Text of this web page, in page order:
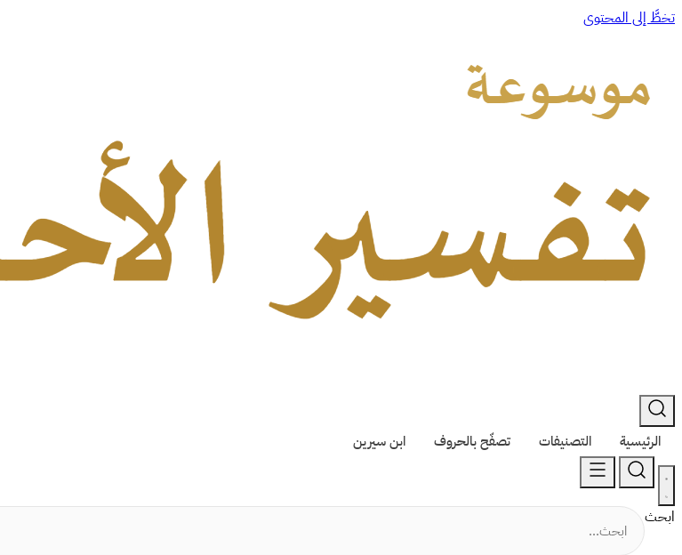
تخطَّ إلى المحتوى
الرئيسية التصنيفات تصفّح بالحروف ابن سيرين
ابحث